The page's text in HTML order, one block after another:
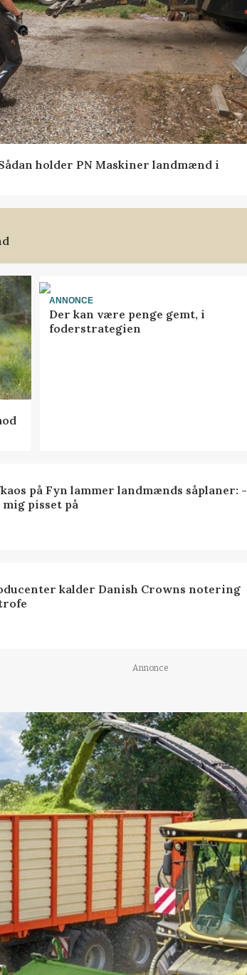
holder PN Maskiner landmænd i
ANNONCE
Der kan være penge gemt, i
foderstrategien
på Fyn lammer landmænds såplaner: -
pisset på
kalder Danish Crowns notering
Annonce